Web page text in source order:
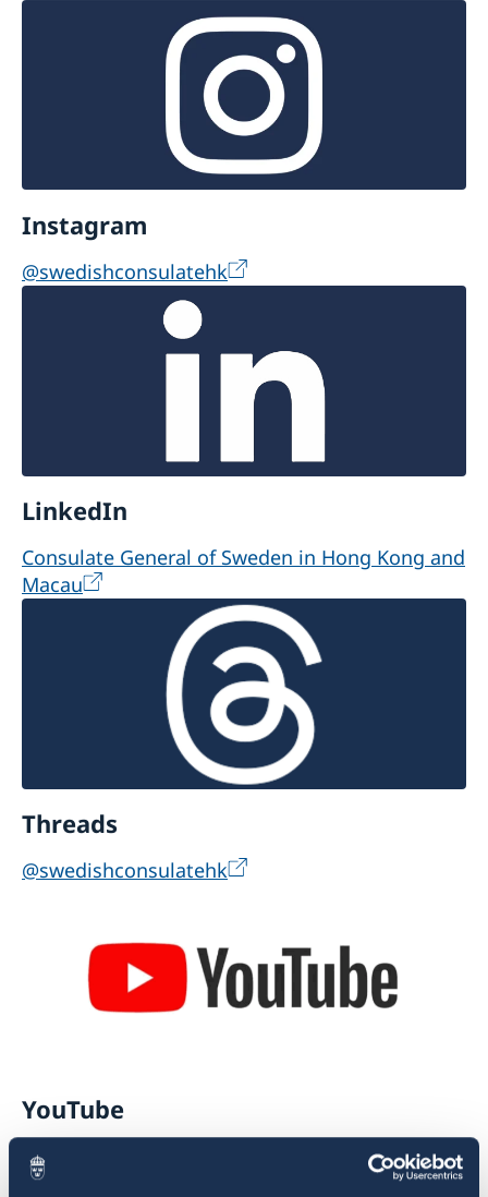
Instagram
@swedishconsulatehk
LinkedIn
Consulate General of Sweden in Hong Kong and
Macau
Threads
@swedishconsulatehk
YouTube
@swedishconsulatehk